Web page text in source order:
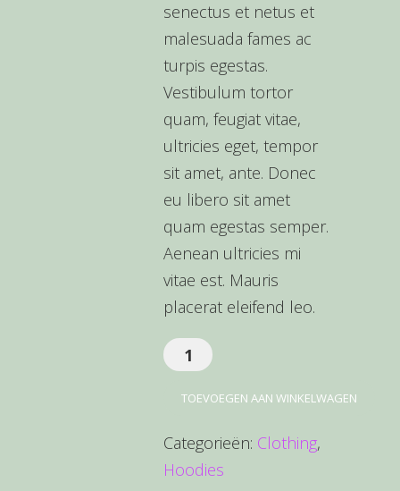
senectus et netus et
malesuada fames ac
turpis egestas.
Vestibulum tortor
quam, feugiat vitae,
ultricies eget, tempor
sit amet, ante. Donec
eu libero sit amet
quam egestas semper.
Aenean ultricies mi
vitae est. Mauris
placerat eleifend leo.
Happy
Ninja
aantal
TOEVOEGEN AAN WINKELWAGEN
Categorieën: Clothing,
Hoodies